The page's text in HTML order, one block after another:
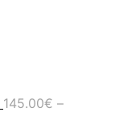
145.00€ –